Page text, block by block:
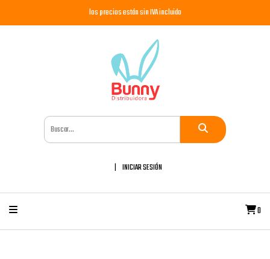
los precios están sin IVA incluido
INICIAR SESIÓN
0